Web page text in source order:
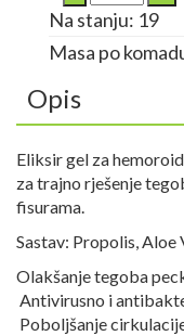
Na stanju: 19
Masa po
Opis
Eliksir gel za
za trajno rješenje
fisurama.
Sastav: Propolis,
Olakšanje tegoba
Antivirusno i
Poboljšanje